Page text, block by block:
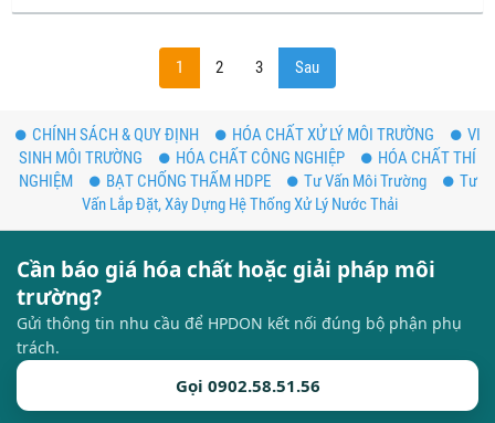
1 2 3 Sau
CHÍNH SÁCH & QUY ĐỊNH HÓA CHẤT XỬ LÝ MÔI TRƯỜNG
VI
SINH MÔI TRƯỜNG
HÓA CHẤT CÔNG NGHIỆP
HÓA CHẤT THÍ
NGHIỆM
BẠT CHỐNG THẤM HDPE Tư Vấn Môi Trường
Tư
Vấn Lắp Đặt, Xây Dựng Hệ Thống Xử Lý Nước Thải
Cần báo giá hóa chất hoặc giải pháp môi
trường?
Gửi thông tin nhu cầu để HPDON kết nối đúng bộ phận phụ
trách.
Gọi 0902.58.51.56